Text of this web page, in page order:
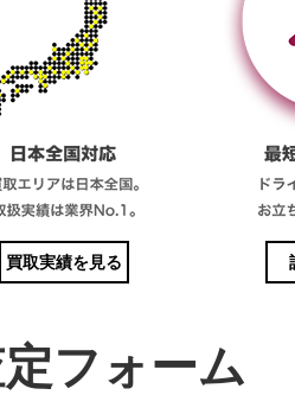
買取実績を見る
フォーム